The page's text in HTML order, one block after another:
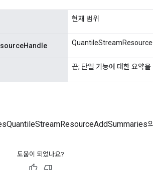
현재 범위
QuantileStreamResource
끈; 단일 기능에 대한 요약
도움이 되었나요?